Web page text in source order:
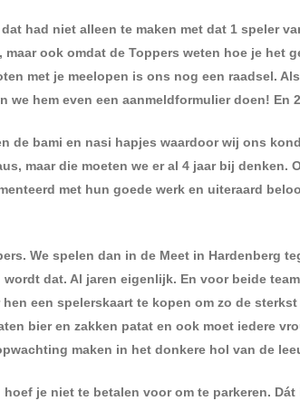
had niet alleen te maken met dat 1 speler
ook omdat de Toppers weten hoe je het
met je meelopen is ons nog een raadsel.
hem even een aanmeldformulier doen! En
de bami en nasi hapjes waardoor wij ons
maar die moeten we er al 4 jaar bij denken.
met hun goede werk en uiteraard
We spelen dan in de Meet in Hardenberg
dat. Al jaren eigenlijk. En voor beide
een spelerskaart te kopen om zo de
bier en zakken patat en ook moet iedere
maken in het donkere hol van de
je niet te betalen voor om te parkeren.